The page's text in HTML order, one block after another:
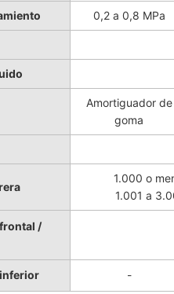
0,2 a 0,8 MPa
Amortiguador de
goma
1.000 o
1.001 a
/
-